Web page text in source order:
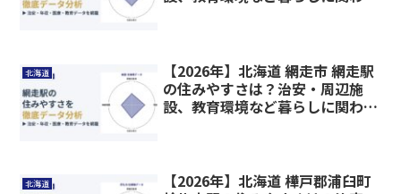
北海道
【2026年】北海道 網走市 網走駅
の住みやすさは？治安・周辺施
設、教育環境など暮らしに関わる
北海道
【2026年】北海道 樺戸郡浦臼町